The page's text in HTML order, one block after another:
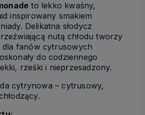
to lekko kwaśny,
inspirowany smakiem
Delikatna słodycz
nutą chłodu tworzy
dla fanów cytrusowych
do codziennego
rześki i nieprzesadzony.
cytrynowa – cytrusowy,